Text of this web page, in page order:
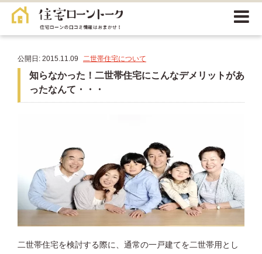
公開日: 2015.11.09 二世帯住宅について
知らなかった！二世帯住宅にこんなデメリットがあ
ったなんて・・・
二世帯住宅を検討する際に、通常の一戸建てを二世帯用とし